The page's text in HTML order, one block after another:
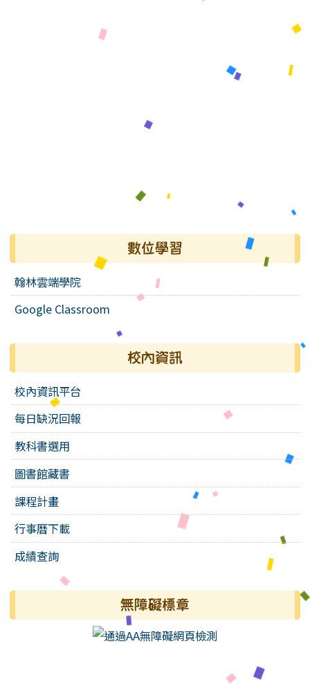
數位學習
翰林雲端學院
Google Classroom
校內資訊
校內資訊平台
每日缺況回報
教科書選用
圖書館藏書
課程計畫
行事曆下載
成績查詢
無障礙標章